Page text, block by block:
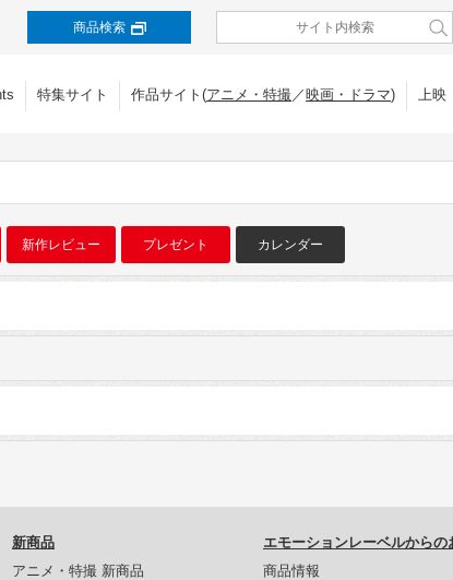
商品検索
特集サイト 作品サイト(アニメ・特撮／映画・ドラマ) 上映
新作レビュー プレゼント カレンダー
新商品
アニメ・特撮 新商品
エモーションレーベルからの
商品情報